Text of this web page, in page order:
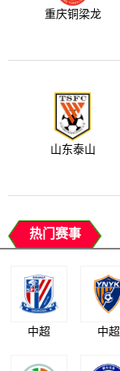
重庆铜梁龙
山东泰山
热门赛事
中超 中超